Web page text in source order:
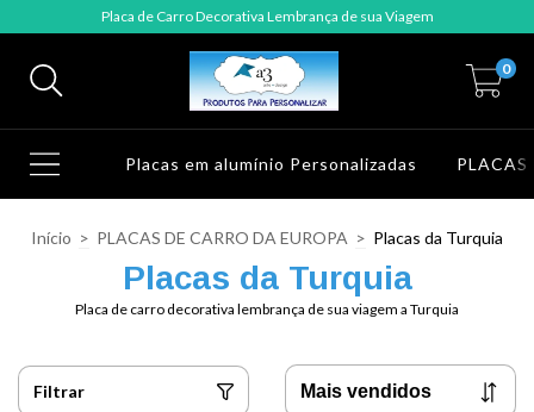
Placa de Carro Decorativa Lembrança de sua Viagem
0
Placas em alumínio Personalizadas PLACAS
Início > PLACAS DE CARRO DA EUROPA > Placas da Turquia
Placas da Turquia
Placa de carro decorativa lembrança de sua viagem a Turquia
Filtrar